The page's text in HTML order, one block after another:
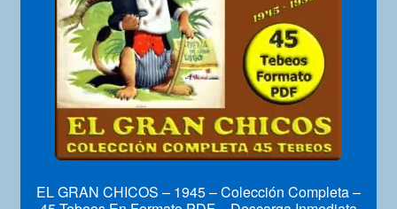
EL GRAN CHICOS – 1945 – Colección Completa –